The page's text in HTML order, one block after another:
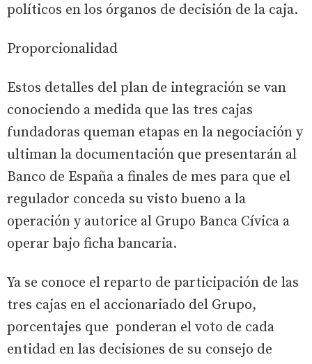
políticos en los órganos de decisión de la caja.
Proporcionalidad
Estos detalles del plan de integración se van
conociendo a medida que las tres cajas
fundadoras queman etapas en la negociación y
ultiman la documentación que presentarán al
Banco de España a finales de mes para que el
regulador conceda su visto bueno a la
operación y autorice al Grupo Banca Cívica a
operar bajo ficha bancaria.
Ya se conoce el reparto de participación de las
tres cajas en el accionariado del Grupo,
porcentajes que ponderan el voto de cada
entidad en las decisiones de su consejo de